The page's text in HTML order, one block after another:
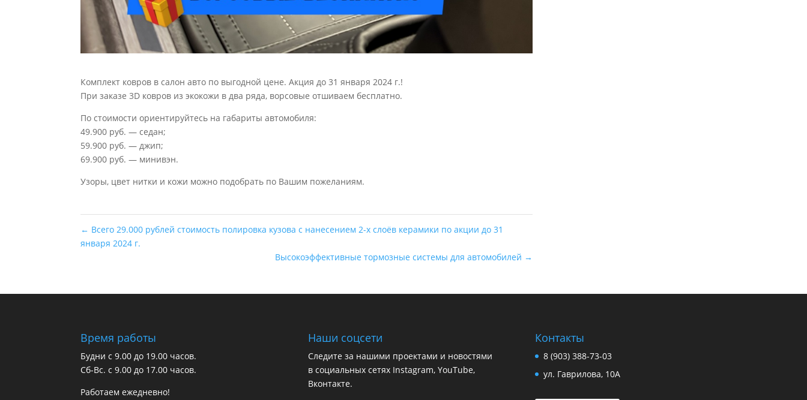
Комплект ковров в салон авто по выгодной цене. Акция до 31 января 2024 г.!
При заказе 3D ковров из экокожи в два ряда, ворсовые отшиваем бесплатно.
По стоимости ориентируйтесь на габариты автомобиля:
49.900 руб. — седан;
59.900 руб. — джип;
69.900 руб. — минивэн.
Узоры, цвет нитки и кожи можно подобрать по Вашим пожеланиям.
← Всего 29.000 рублей стоимость полировка кузова с нанесением 2-х слоёв керамики по акции до 31
января 2024 г.
Высокоэффективные тормозные системы для автомобилей →
Время работы
Будни с 9.00 до 19.00 часов.
Сб-Вс. с 9.00 до 17.00 часов.
Работаем ежедневно!
Наши соцсети
Следите за нашими проектами и новостями
в социальных сетях Instagram, YouTube,
Вконтакте.
Контакты
8 (903) 388-73-03
ул. Гаврилова, 10А